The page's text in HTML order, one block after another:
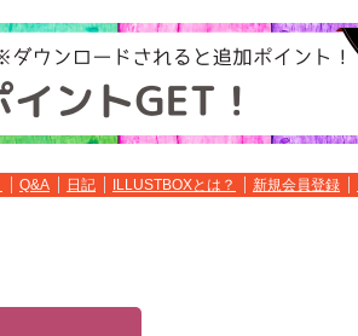
Q&A 日記 ILLUSTBOXとは？ 新規会員登録